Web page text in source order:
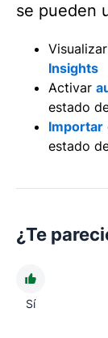
se pueden
Insights
Activar
estado
Importar
estado
¿Te
Sí